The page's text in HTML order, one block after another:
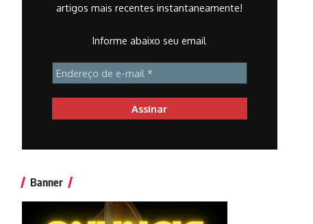
artigos mais recentes instantaneamente!
Informe abaixo seu email
Banner